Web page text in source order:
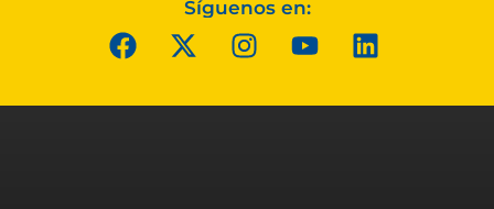
Síguenos en: